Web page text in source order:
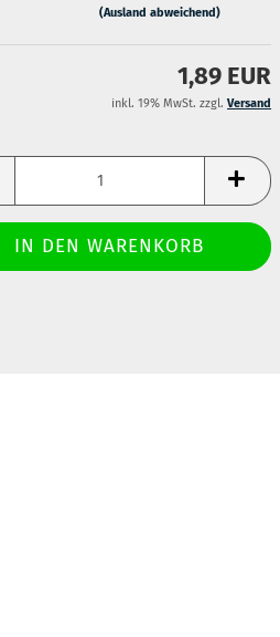
(Ausland abweichend)
1,89 EUR
inkl. 19% MwSt. zzgl. Versand